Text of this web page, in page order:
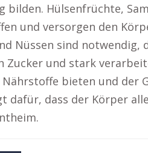
bilden. Hülsenfrüchte,
und versorgen den
Nüssen sind
Zucker und stark
bieten und der
dafür, dass der Körper